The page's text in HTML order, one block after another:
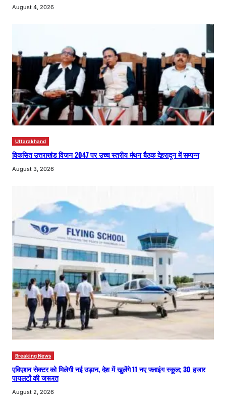
August 4, 2026
Uttarakhand
विकसित उत्तराखंड विजन 2047 पर उच्च स्तरीय मंथन बैठक देहरादून में सम्पन्न
August 3, 2026
Breaking News
एविएशन सेक्टर को मिलेगी नई उड़ान, देश में खुलेंगे 11 नए फ्लाइंग स्कूल; 30 हजार
पायलटों की जरूरत
August 2, 2026